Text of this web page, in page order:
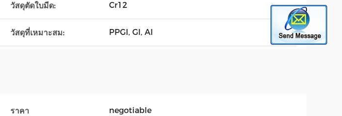
วัสดุตัดใบมีด: Cr12
วัสดุที่เหมาะสม: PPGI, GI, AI
ราคา negotiable